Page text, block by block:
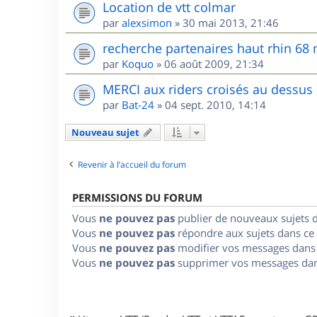
Location de vtt colmar
par alexsimon » 30 mai 2013, 21:46
recherche partenaires haut rhin 68
par Koquo » 06 août 2009, 21:34
MERCI aux riders croisés au dessus
par Bat-24 » 04 sept. 2010, 14:14
Nouveau sujet
Revenir à l’accueil du forum
PERMISSIONS DU FORUM
Vous ne pouvez pas publier de nouveaux sujets
Vous ne pouvez pas répondre aux sujets dans
Vous ne pouvez pas modifier vos messages
Vous ne pouvez pas supprimer vos messages